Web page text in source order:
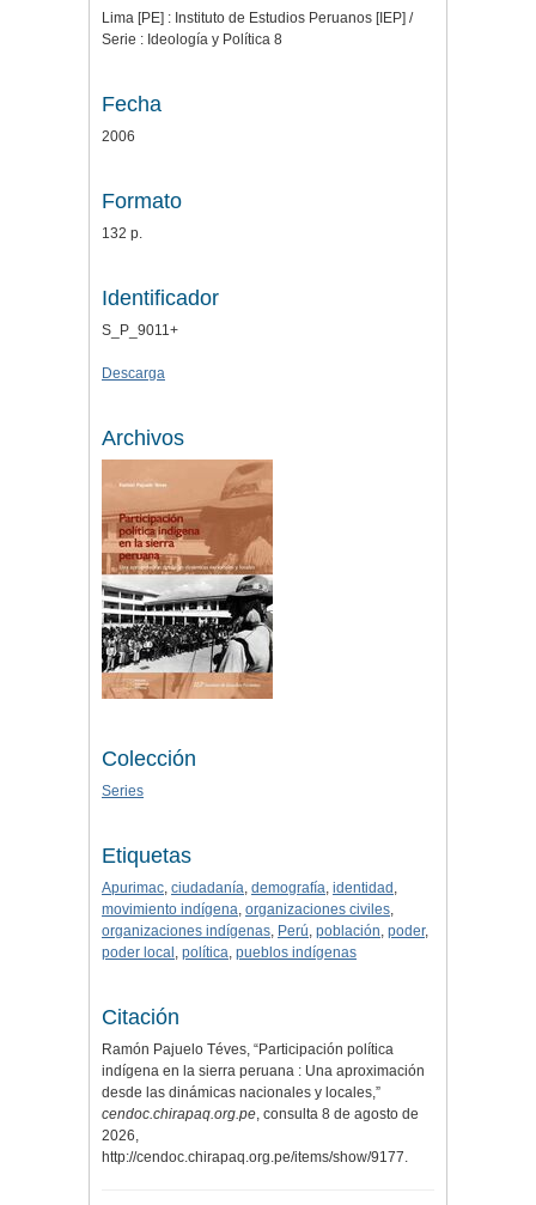
Lima [PE] : Instituto de Estudios Peruanos [IEP] /
Serie : Ideología y Política 8
Fecha
2006
Formato
132 p.
Identificador
S_P_9011+
Descarga
Archivos
Colección
Series
Etiquetas
Apurimac, ciudadanía, demografía, identidad ,
movimiento indígena, organizaciones civiles,
organizaciones indígenas, Perú, población, poder,
poder local , política, pueblos indígenas
Citación
Ramón Pajuelo Téves, “Participación política
indígena en la sierra peruana : Una aproximación
desde las dinámicas nacionales y locales,”
cendoc.chirapaq.org.pe, consulta 8 de agosto de
2026,
http://cendoc.chirapaq.org.pe/items/show/9177.